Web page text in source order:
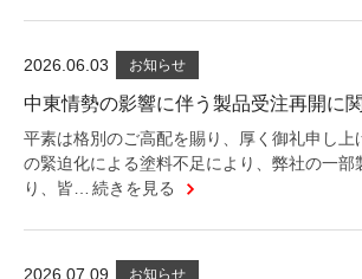
2026.06.03 お知らせ
中東情勢の影響に伴う製品受注再開に
平素は格別のご高配を賜り、厚く御礼申し上
の緊迫化による塗料不足により、弊社の一部
り、皆…
続きを見る
2026.07.09 お知らせ